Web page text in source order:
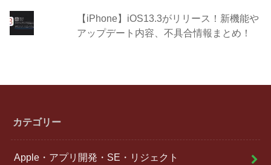
【iPhone】iOS13.3がリリース！新機能や
アップデート内容、不具合情報まとめ！
カテゴリー
Apple・アプリ開発・SE・リジェクト